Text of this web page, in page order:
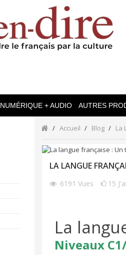
NUMÉRIQUE + AUDIO AUTRES
Accueil Blog La
LA LANGUE
6191 Vues 15
La
Niveaux